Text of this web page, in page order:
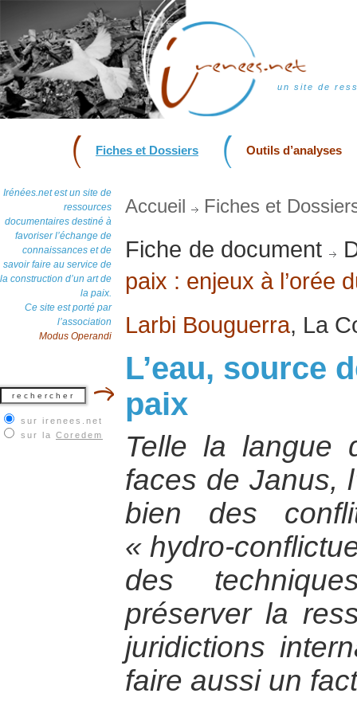
un site de
Fiches et Dossiers Outils d’analyses
Irénées.net est un site de
ressources
documentaires destiné à
favoriser l’échange de
connaissances et de
savoir faire au service de
la construction d’un art de
la paix.
Ce site est porté par
l’association
Modus Operandi
sur irenees.net
sur la Coredem
Accueil Fiches et
Fiche de document
paix : enjeux à l’orée
Larbi Bouguerra, La
L’eau, source
paix
Telle la langue
faces de Janus,
bien des
« hydro-
des
préserver la
juridictions
faire aussi un